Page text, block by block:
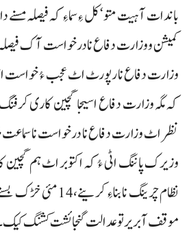
باندات آ ہیت متو‘ کل ءِ سماءِ کہ فیصلہ مسنے
کمیشن و وزارت دفاع نا درخواست آک
وزارت دفاع نا رپورٹ اٹ عجب ءُ خواست
کہ مگہ وزارت دفاع اسیجا گچین کاری
نظر اٹ وزارت دفاع نا درخواست نا
وزیرک پاننگ اٹی ءُ کہ اکتوبر اٹ ہم گچین
نظام چرینگ نا بناءِ
موقف آبریر تو عدالت گنجائشت کشنگ